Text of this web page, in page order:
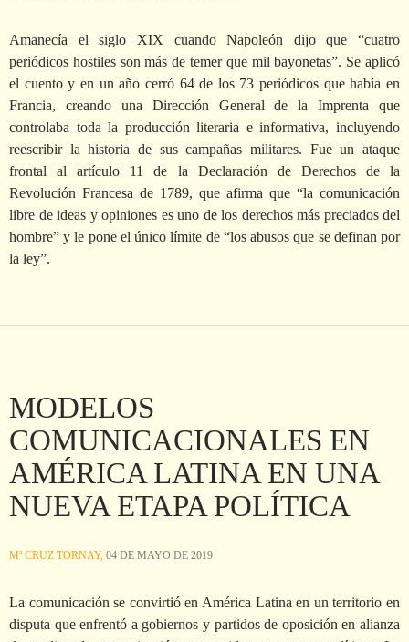
Amanecía el siglo XIX cuando Napoleón dijo que “cuatro
periódicos hostiles son más de temer que mil bayonetas”. Se aplicó
el cuento y en un año cerró 64 de los 73 periódicos que había en
Francia, creando una Dirección General de la Imprenta que
controlaba toda la producción literaria e informativa, incluyendo
reescribir la historia de sus campañas militares. Fue un ataque
frontal al artículo 11 de la Declaración de Derechos de la
Revolución Francesa de 1789, que afirma que “la comunicación
libre de ideas y opiniones es uno de los derechos más preciados del
hombre” y le pone el único límite de “los abusos que se definan por
la ley”.
MODELOS
COMUNICACIONALES EN
AMÉRICA LATINA EN UNA
NUEVA ETAPA POLÍTICA
Mª CRUZ TORNAY, 04 DE MAYO DE 2019
La comunicación se convirtió en América Latina en un territorio en
disputa que enfrentó a gobiernos y partidos de oposición en alianza